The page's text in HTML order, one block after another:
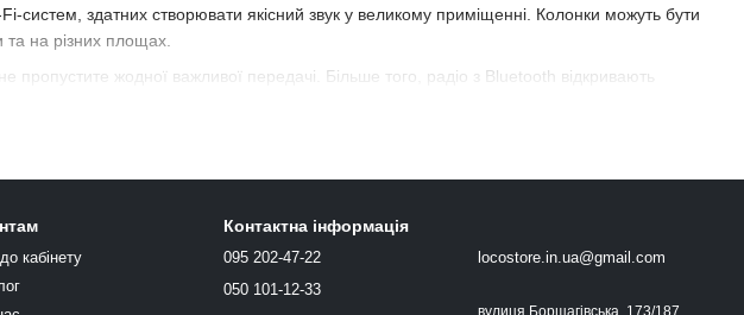
систем, здатних створювати якісний звук у великому приміщенні. Колонки можуть бути
на різних площах.
жодної важливої передачі. Більше того, радіо з Bluetooth відкривають
простір максимально насиченим та якісним.
кабінету
Контактна інформація
095 202-47-22
050 101-12-33
locostore.in.ua@gmail.com
вулиця Борщагівська, 173/187,